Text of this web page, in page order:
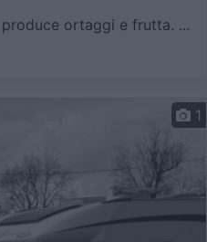
ortaggi e frutta. ...
1